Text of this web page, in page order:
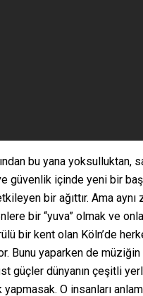
bu yana yoksulluktan,
güvenlik içinde yeni bir
bir ağıttır. Ama aynı
bir “yuva” olmak ve
bir kent olan Köln’de
Bunu yaparken de
güçler dünyanın çeşitli
O insanları